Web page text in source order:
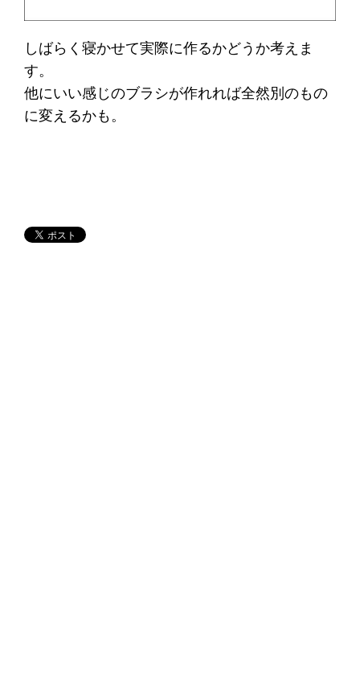
しばらく寝かせて実際に作るかどうか考えま
す。
他にいい感じのブラシが作れれば全然別のもの
に変えるかも。